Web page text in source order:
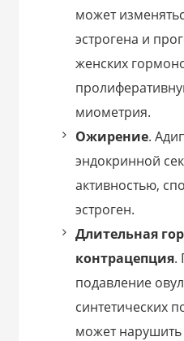
может
эстрогена и
женских
миометрия.
Ожирение.
эндокринной
активностью,
эстроген.
Длительная
контрацепция.
подавление
синтетических
может нарушить